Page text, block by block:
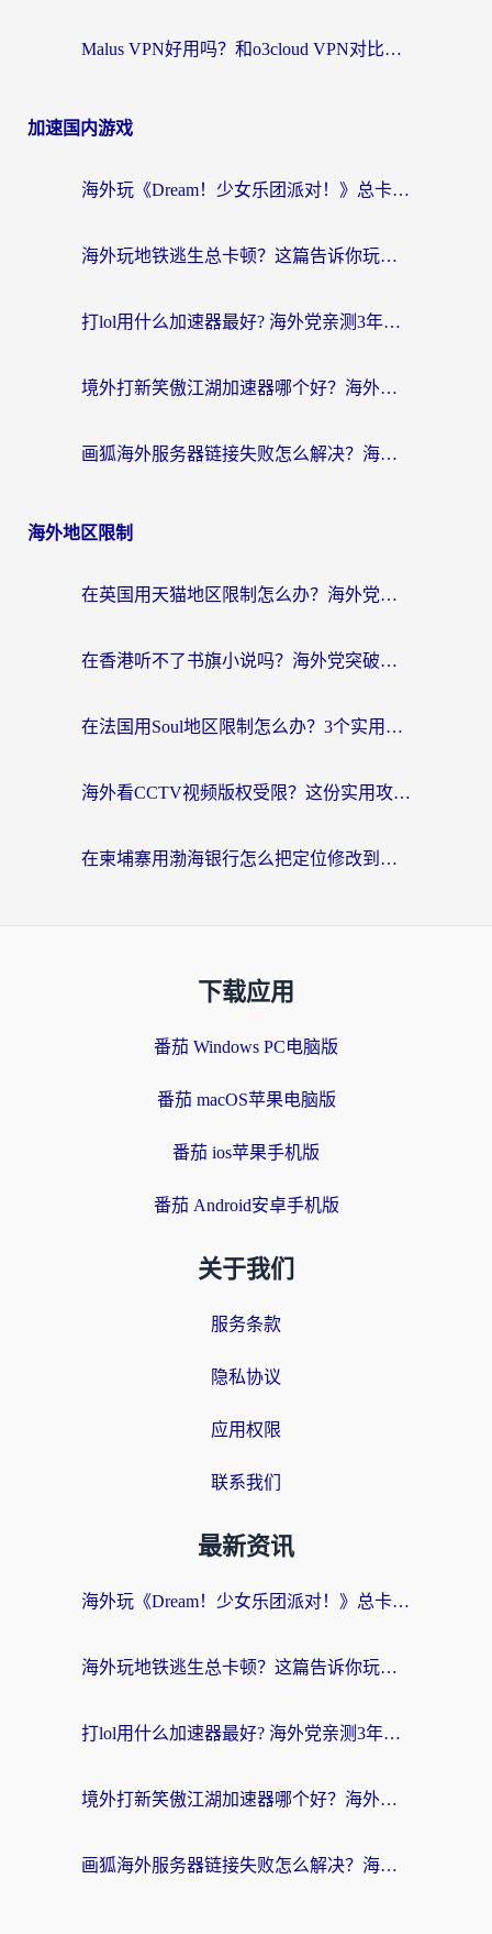
Malus VPN好用吗？和o3cloud VPN对比哪个回国效果更好？
加速国内游戏
海外玩《Dream！少女乐团派对！》总卡顿？加速器到底能不能用？一篇指南解决你的国服游戏难题
海外玩地铁逃生总卡顿？这篇告诉你玩地铁逃生用什么加速器好,比较好
打lol用什么加速器最好? 海外党亲测3年的国服游戏加速终极攻略
境外打新笑傲江湖加速器哪个好？海外玩家国服畅玩全攻略（附实测推荐）
画狐海外服务器链接失败怎么解决？海外玩家国服游戏加速器终极指南
海外地区限制
在英国用天猫地区限制怎么办？海外党必备的国内平台解锁指南
在香港听不了书旗小说吗？海外党突破内容限制的实用指南
在法国用Soul地区限制怎么办？3个实用技巧帮你轻松解决（附德国场景方案）
海外看CCTV视频版权受限？这份实用攻略帮你解锁国内影视+解决足球直播&政务APP难题
在柬埔寨用渤海银行怎么把定位修改到中国国内？3招解决海外生活的“数字乡愁”
下载应用
番茄 Windows PC电脑版
番茄 macOS苹果电脑版
番茄 ios苹果手机版
番茄 Android安卓手机版
关于我们
服务条款
隐私协议
应用权限
联系我们
最新资讯
海外玩《Dream！少女乐团派对！》总卡顿？加速器到底能不能用？一篇指南解决你的国服游戏难题
海外玩地铁逃生总卡顿？这篇告诉你玩地铁逃生用什么加速器好,比较好
打lol用什么加速器最好? 海外党亲测3年的国服游戏加速终极攻略
境外打新笑傲江湖加速器哪个好？海外玩家国服畅玩全攻略（附实测推荐）
画狐海外服务器链接失败怎么解决？海外玩家国服游戏加速器终极指南